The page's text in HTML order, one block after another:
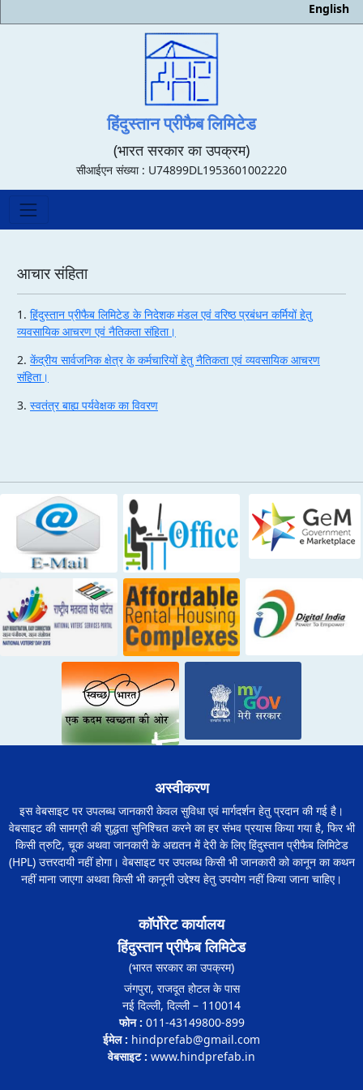
English
हिंदुस्तान प्रीफैब लिमिटेड
(भारत सरकार का उपक्रम)
सीआईएन संख्या : U74899DL1953601002220
आचार संहिता
1. हिंदुस्तान प्रीफैब लिमिटेड के निदेशक मंडल एवं वरिष्ठ प्रबंधन कर्मियों हेतु
व्यवसायिक आचरण एवं नैतिकता संहिता।
2. केंद्रीय सार्वजनिक क्षेत्र के कर्मचारियों हेतु नैतिकता एवं व्यवसायिक आचरण
संहिता।
3. स्वतंत्र बाह्य पर्यवेक्षक का विवरण
अस्वीकरण
इस वेबसाइट पर उपलब्ध जानकारी केवल सुविधा एवं मार्गदर्शन हेतु प्रदान की गई है।
वेबसाइट की सामग्री की शुद्धता सुनिश्चित करने का हर संभव प्रयास किया गया है, फिर भी
किसी त्रुटि, चूक अथवा जानकारी के अद्यतन में देरी के लिए हिंदुस्तान प्रीफैब लिमिटेड
(HPL) उत्तरदायी नहीं होगा। वेबसाइट पर उपलब्ध किसी भी जानकारी को कानून का कथन
नहीं माना जाएगा अथवा किसी भी कानूनी उद्देश्य हेतु उपयोग नहीं किया जाना चाहिए।
कॉर्पोरेट कार्यालय
हिंदुस्तान प्रीफैब लिमिटेड
(भारत सरकार का उपक्रम)
जंगपुरा, राजदूत होटल के पास
नई दिल्ली, दिल्ली – 110014
फोन : 011-43149800-899
ईमेल : hindprefab@gmail.com
वेबसाइट : www.hindprefab.in